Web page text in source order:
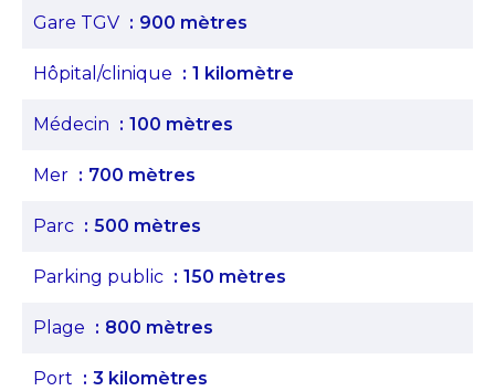
Gare TGV 900 mètres
Hôpital/clinique 1 kilomètre
Médecin 100 mètres
Mer 700 mètres
Parc 500 mètres
Parking public 150 mètres
Plage 800 mètres
Port 3 kilomètres